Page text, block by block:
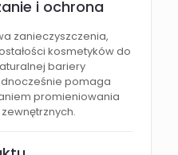
i ochrona
zanieczyszczenia,
kosmetyków do
bariery
pomaga
promieniowania